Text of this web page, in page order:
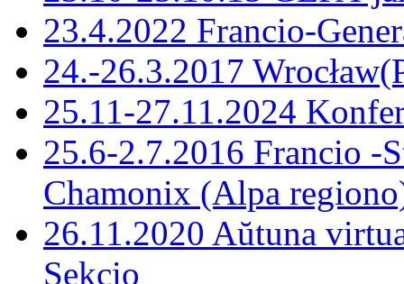
23.4.2022 Francio-
24.-26.3.2017
25.11-27.11.2024
25.6-2.7.2016 Francio -
Chamonix (Alpa
26.11.2020 Aŭtuna
Sekcio